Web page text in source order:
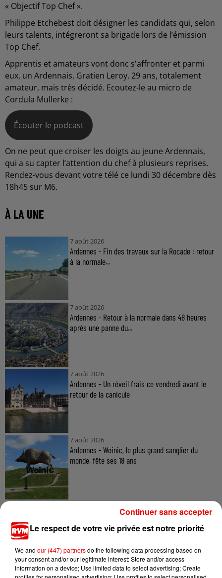
« Objectif Top Chef ».
Philippe Etchebest doit désigner les candidats qui, selon
leurs talents, intégreront sa brigade lors de l’émission
Top Chef.
Apprentis et amateurs vont donc s'affronter et parmi
eux, un Ardennais, Gratien Leroy, 29 ans, totalement
amateur, mais très décidé. Ecoutez-le au micro de
Cordula Mullerke :
Écouter le podcast
On ne peut que croiser les doigts au jeune Ardennais,
qui a su capter l’attention du chef à plusieurs reprises.
Rendez-vous devant votre télé ce lundi 30 décembre dès
18h45 sur M6.
À LA UNE
7 août 2026
Ardennes - Fin des travaux sur la Rocade : retour
à la normale...
7 août 2026
Ardennes - Retour à la normale dans 48 heures
après une panne du...
7 août 2026
Ardennes - Un réveil frais ce vendredi avant le
retour de la canicule
7 août 2026
Ardennes - Woinic, le plus grand sanglier du
monde, fête ses 18 ans
TITRES DIFFUSÉS
Le respect de votre vie privée est notre priorité
We and our (447) partnersdo the following data processing based on
your consent and/or our legitimate interest: Store and/or access
information on a device; Use limited data to select advertising; Create
Continuer sans accepter